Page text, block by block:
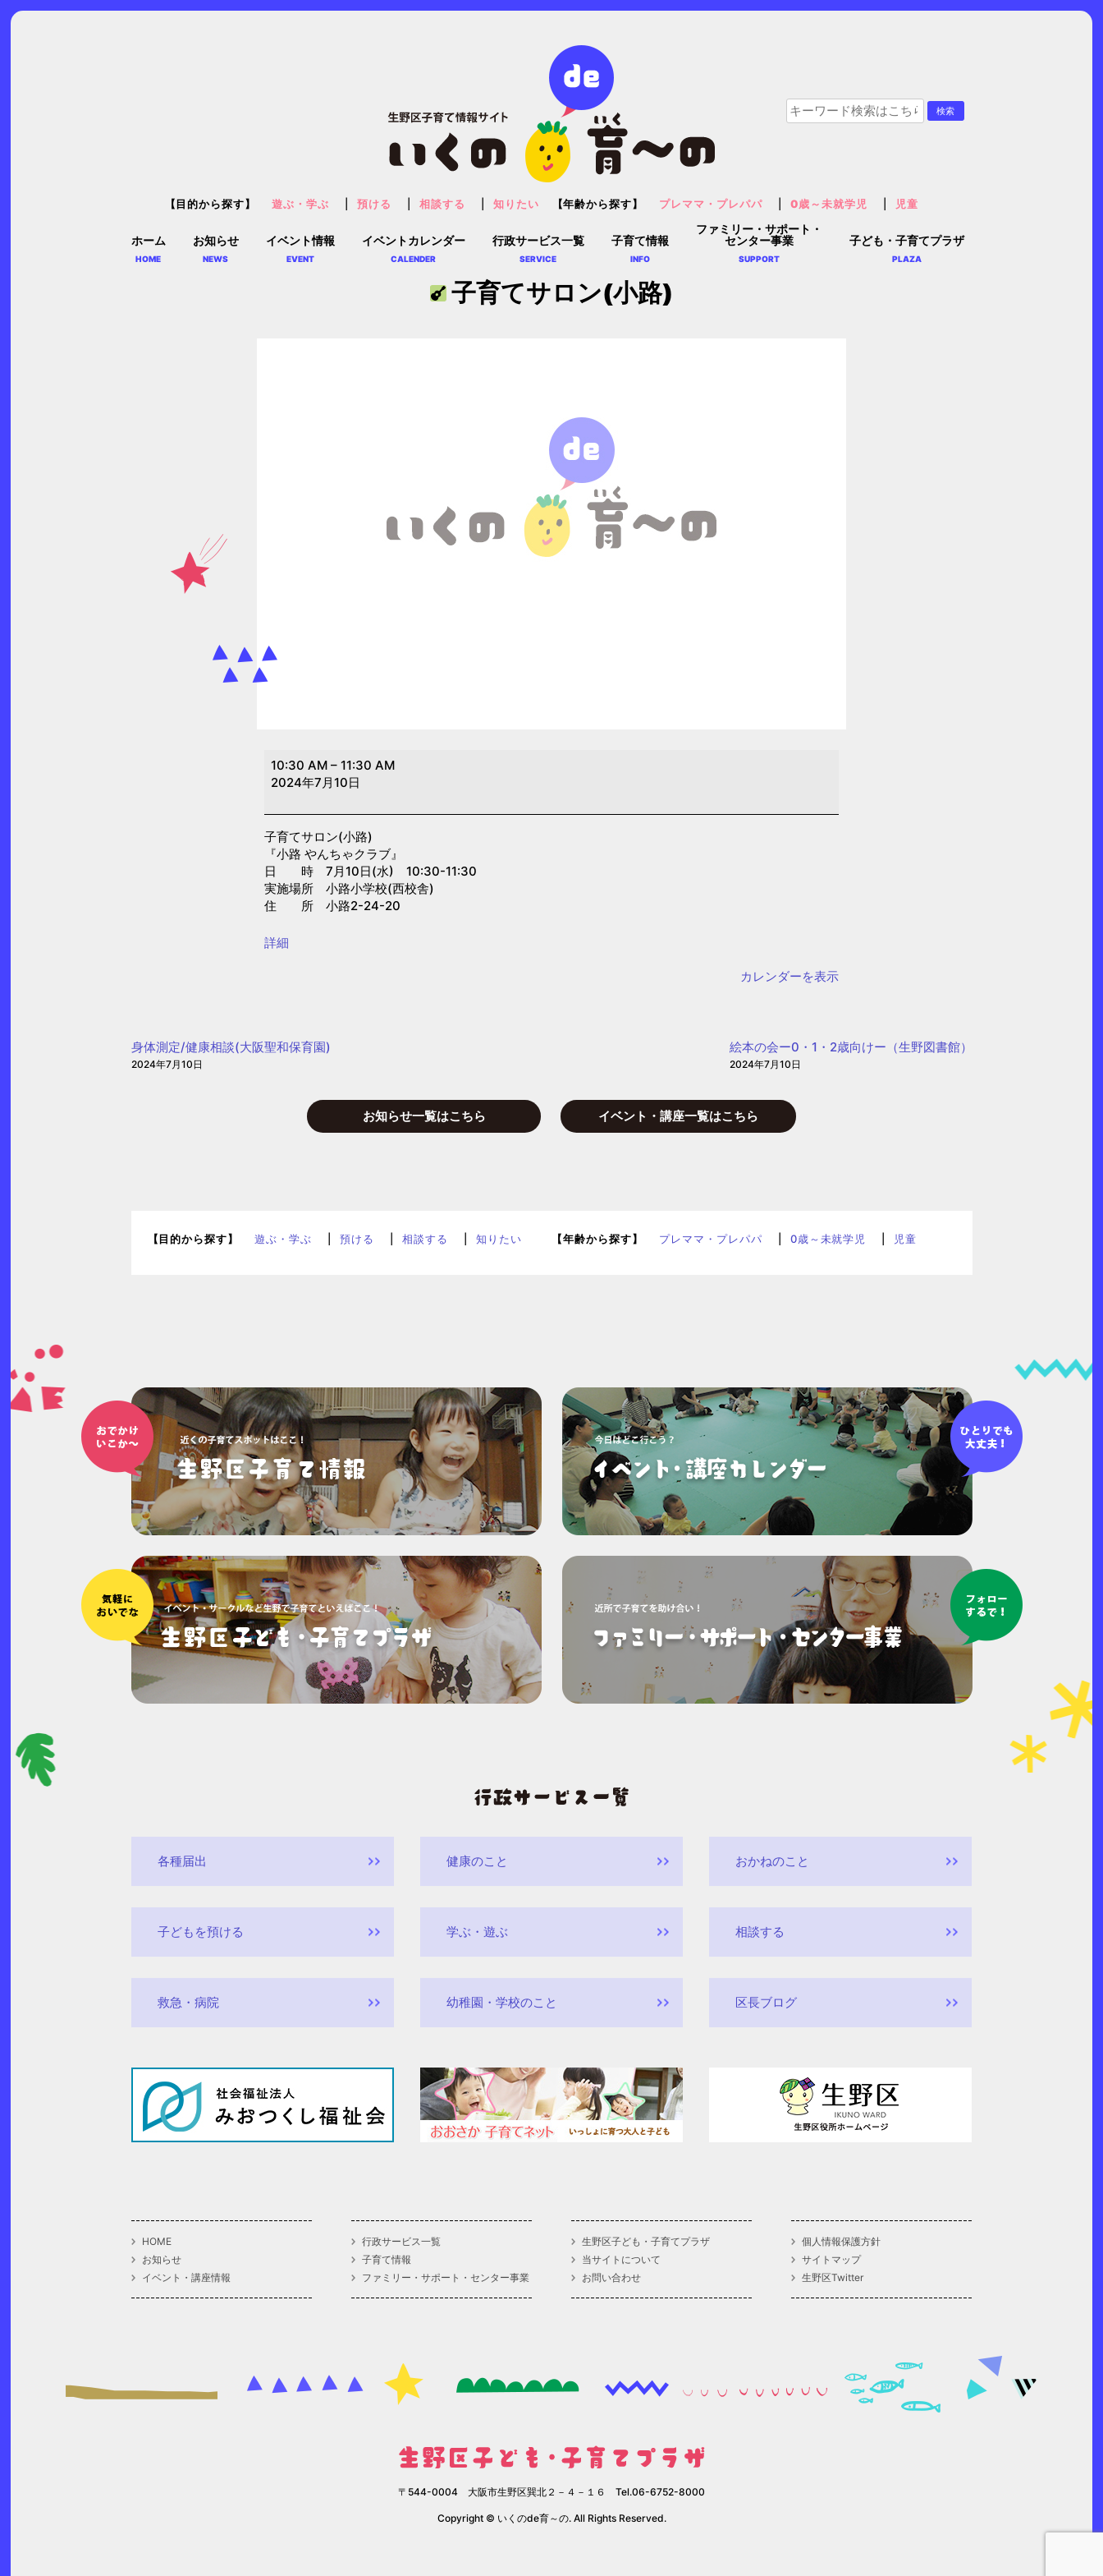
ホーム
HOME
お知らせ
NEWS
イベント情報
EVENT
イベントカレンダー
CALENDER
行政サービス一覧
SERVICE
子育て情報
INFO
ファミリー・サポート・
センター事業
SUPPORT
子ども・子育てプラザ
PLAZA
【目的から探す】 遊ぶ・学ぶ 預ける 相談する 知りたい 【年齢から探す】 プレママ・プレパパ 0歳～未就学児 児童
子育てサロン(小路)
子
育
ロ
ン
(小
路)
10:30 AM – 11:30 AM
2024年7月10日
子育てサロン(小路)
『小路 やんちゃクラブ』
日 時 7月10日(水) 10:30-11:30
実施場所 小路小学校(西校舎)
住 所 小路2-24-20
{title}
詳細
カレンダーを表示
身体測定/健康相談(大阪聖和保育園)
2024年7月10日
絵本の会ー0・1・2歳向けー（生野図書館）
2024年7月10日
お知らせ一覧はこちら イベント・講座一覧はこちら
【目的から探す】 遊ぶ・学ぶ 預ける 相談する 知りたい 【年齢から探す】 プレママ・プレパパ 0歳～未就学児 児童
各種届出 健康のこと おかねのこと
子どもを預ける 学ぶ・遊ぶ 相談する
救急・病院 幼稚園・学校のこと 区長ブログ
HOME
お知らせ
イベント・講座情報
行政サービス一覧
子育て情報
ファミリー・サポート・センター事業
生野区子ども・子育てプラザ
当サイトについて
お問い合わせ
個人情報保護方針
サイトマップ
生野区Twitter
〒544-0004 大阪市生野区巽北２－４－１６ Tel.06-6752-8000
Copyright © いくのde育～の. All Rights Reserved.